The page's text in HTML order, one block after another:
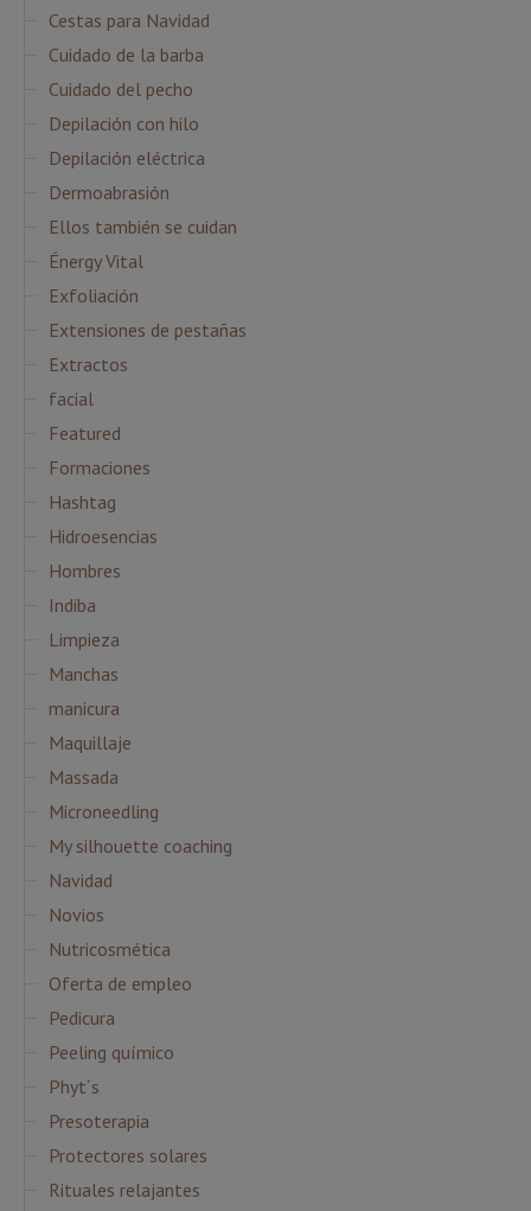
Cestas para Navidad
Cuidado de la barba
Cuidado del pecho
Depilación con hilo
Depilación eléctrica
Dermoabrasión
Ellos también se cuidan
Énergy Vital
Exfoliación
Extensiones de pestañas
Extractos
facial
Featured
Formaciones
Hashtag
Hidroesencias
Hombres
Indiba
Limpieza
Manchas
manicura
Maquillaje
Massada
Microneedling
My silhouette coaching
Navidad
Novios
Nutricosmética
Oferta de empleo
Pedicura
Peeling químico
Phyt´s
Presoterapia
Protectores solares
Rituales relajantes